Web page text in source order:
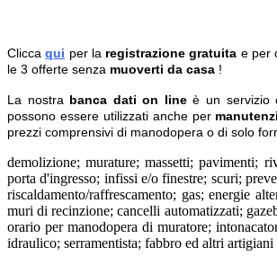
Cliccaqui per la registrazione gratuita e per
le 3 offerte senza muoverti da casa !
La nostra banca dati on lineè un servizio
possono essere utilizzati anche per
prezzi comprensivi di manodopera o di solo
demolizione; murature; massetti; pavimenti;
porta d'ingresso; infissi e/o finestre; scuri;
riscaldamento/raffrescamento; gas; energie
muri di recinzione; cancelli automatizzati;
orario per manodopera di muratore;
idraulico; serramentista; fabbro ed altri artigiani